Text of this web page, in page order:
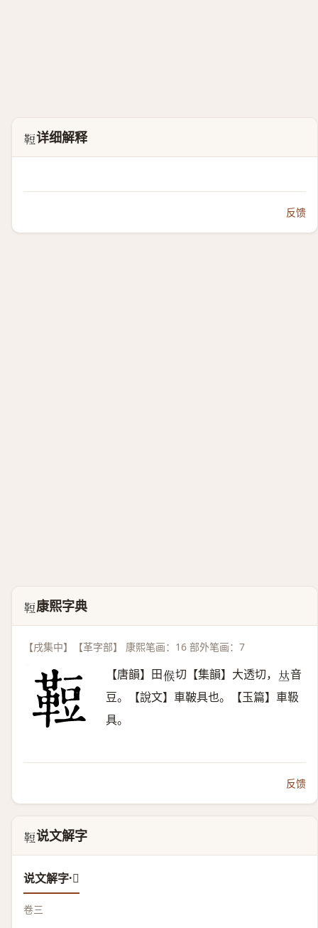
𩊪详细解释
反馈
𩊪 康熙字典
【戌集中】【革字部】 康熙笔画：16 部外笔画：7
【唐韻】田𠋫 切【集韻】大透切， 𠀤音
豆。【說文】車鞁具也。【玉篇】車靸
具。
反馈
𩊪说文解字
说文解字·𩊪
卷三